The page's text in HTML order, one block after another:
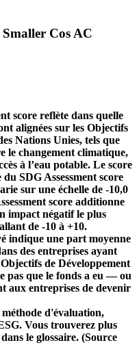
Cos AC
score reflète dans quelle
alignées sur les Objectifs
Nations Unies, tels que
le changement climatique,
à l’eau potable. Le score
SDG Assessment score
sur une échelle de -10,0
score additionne
impact négatif le plus
de -10 à +10.
indique une part moyenne
des entreprises ayant
de Développement
pas que le fonds a eu — ou
entreprises de devenir
méthode d'évaluation,
Vous trouverez plus
le glossaire. (Source